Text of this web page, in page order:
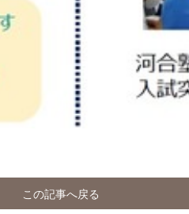
この記事へ戻る